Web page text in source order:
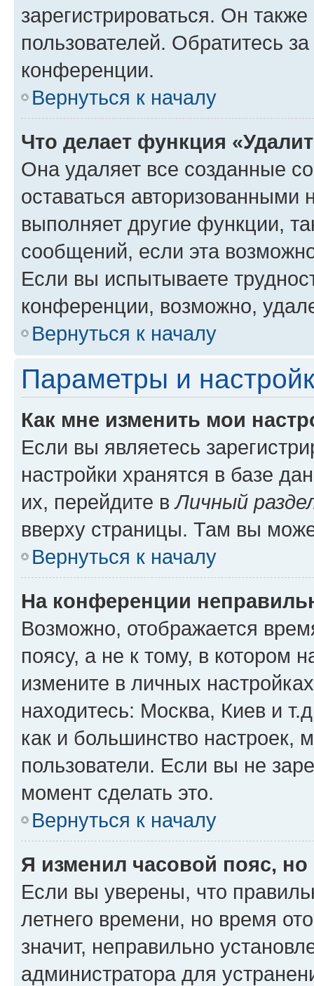
зарегистрироваться. Он
пользователей. Обратитесь
конференции.
Вернуться к началу
Что делает функция
Она удаляет все созданные
оставаться авторизованными
выполняет другие функции,
сообщений, если эта
Если вы испытываете
конференции, возможно,
Вернуться к началу
Параметры и
Как мне изменить мои
Если вы являетесь
настройки хранятся в базе
их, перейдите вЛичный
вверху страницы. Там вы
Вернуться к началу
На конференции
Возможно, отображается
поясу, а не к тому, в котором
измените в личных
находитесь: Москва, Киев и
как и большинство настроек,
пользователи. Если вы не
момент сделать это.
Вернуться к началу
Я изменил часовой пояс,
Если вы уверены, что
летнего времени, но время
значит, неправильно
администратора для